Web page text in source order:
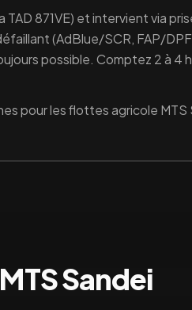
TAD 871VE) et intervient via
(AdBlue/SCR, FAP/
possible. Comptez 2 à 4
pour les flottesagricole MTS
MTS Sandei